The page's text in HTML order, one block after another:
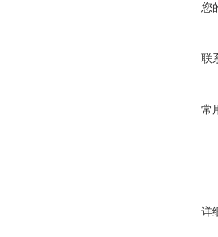
您
联
常
详